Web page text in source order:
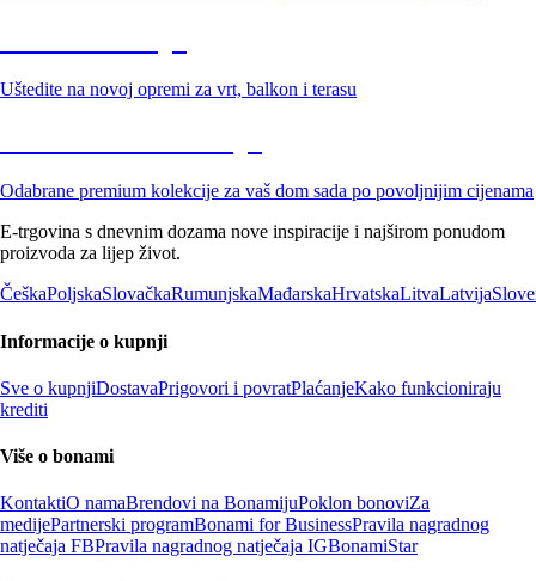
Uštedite na novoj opremi za vrt, balkon i terasu
Odabrane premium kolekcije za vaš dom sada po povoljnijim cijenama
E-trgovina s dnevnim dozama nove inspiracije i najširom ponudom
proizvoda za lijep život.
ČeškaPoljskaSlovačkaRumunjskaMađarskaHrvatskaLitvaLatvija
Informacije o kupnji
Sve o kupnjiDostavaPrigovori i povratPlaćanjeKako funkcioniraju
krediti
Više o bonami
KontaktiO namaBrendovi na BonamijuPoklon bonoviZa
medijePartnerski programBonami for BusinessPravila nagradnog
natječaja FBPravila nagradnog natječaja IGBonamiStar